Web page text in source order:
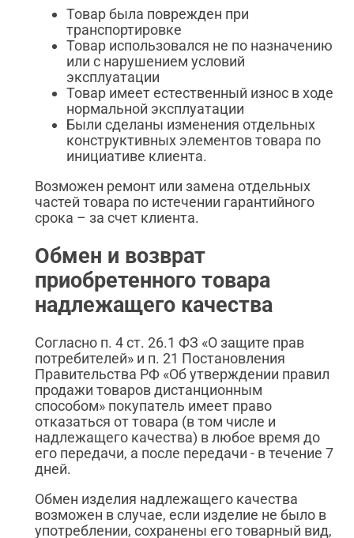
Товар была поврежден при
транспортировке
Товар использовался не по назначению
или с нарушением условий
эксплуатации
Товар имеет естественный износ в ходе
нормальной эксплуатации
Были сделаны изменения отдельных
конструктивных элементов товара по
инициативе клиента.
Возможен ремонт или замена отдельных
частей товара по истечении гарантийного
срока – за счет клиента.
Обмен и возврат
приобретенного товара
надлежащего качества
Согласно п. 4 ст. 26.1 ФЗ «О защите прав
потребителей» и п. 21 Постановления
Правительства РФ «Об утверждении правил
продажи товаров дистанционным
способом» покупатель имеет право
отказаться от товара (в том числе и
надлежащего качества) в любое время до
его передачи, а после передачи - в течение 7
дней.
Обмен изделия надлежащего качества
возможен в случае, если изделие не было в
употреблении, сохранены его товарный вид,